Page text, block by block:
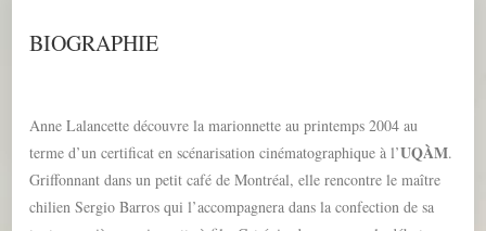
BIOGRAPHIE
Anne Lalancette découvre la marionnette au printemps 2004 au
terme d’un certificat en scénarisation cinématographique à l’UQÀM.
Griffonnant dans un petit café de Montréal, elle rencontre le maître
chilien Sergio Barros qui l’accompagnera dans la confection de sa